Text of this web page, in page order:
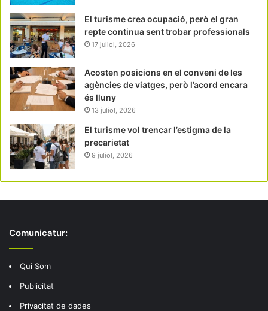
El turisme crea ocupació, però el gran
repte continua sent trobar professionals
17 juliol, 2026
Acosten posicions en el conveni de les
agències de viatges, però l’acord encara
és lluny
13 juliol, 2026
El turisme vol trencar l’estigma de la
precarietat
9 juliol, 2026
Comunicatur:
Qui Som
Publicitat
Privacitat de dades